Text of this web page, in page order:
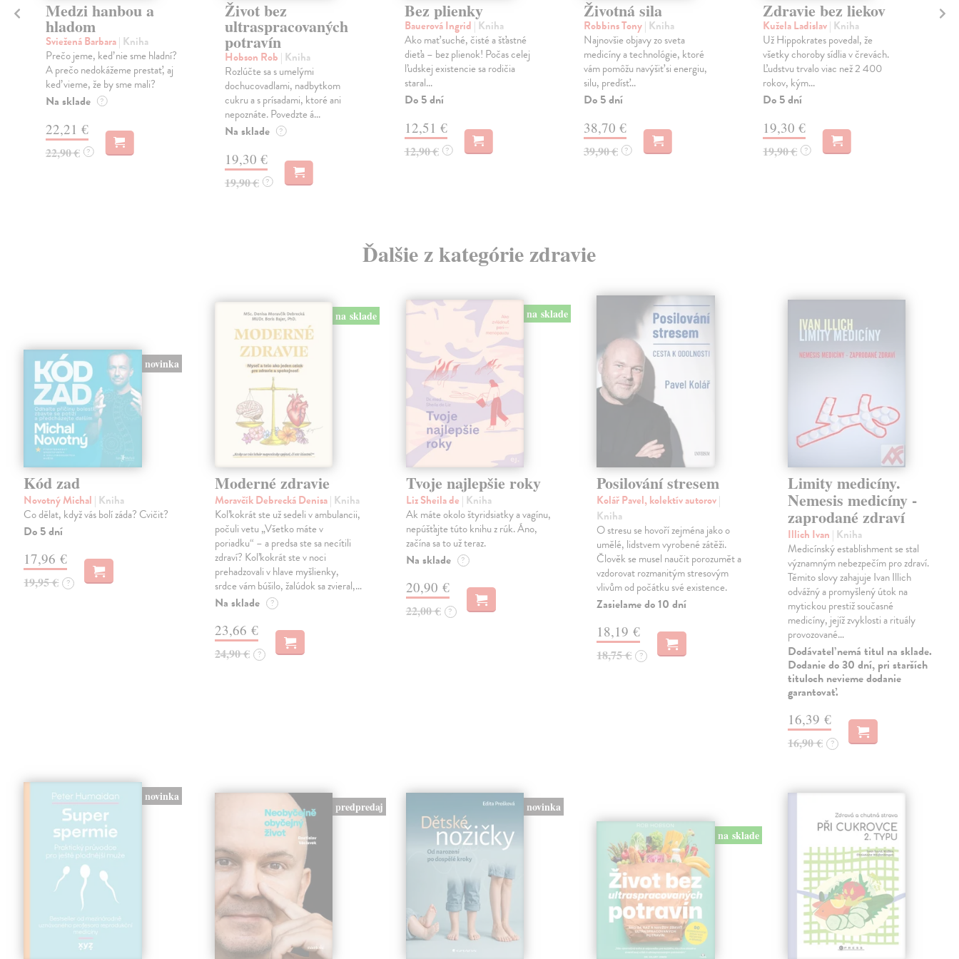
Medzi hanbou a
hladom
Sviežená Barbara| Kniha
Prečo jeme, keď nie sme hladní?
A prečo nedokážeme prestať, aj
keď vieme, že by sme mali?
Na sklade ?
22,21 €
22,90 € ?
Život bez
ultraspracovaných
potravín
Hobson Rob | Kniha
Rozlúčte sa s umelými
dochucovadlami, nadbytkom
cukru a s prísadami, ktoré ani
nepoznáte. Povedzte á...
Na sklade ?
19,30 €
19,90 € ?
Bez plienky
Bauerová Ingrid | Kniha
Ako mať suché, čisté a šťastné
dieťa – bez plienok! Počas celej
ľudskej existencie sa rodičia
staral...
Do 5 dní
12,51 €
12,90 € ?
Životná sila
Robbins Tony| Kniha
Najnovšie objavy zo sveta
medicíny a technológie, ktoré
vám pomôžu navýšiť si energiu,
silu, predísť...
Do 5 dní
38,70 €
39,90 € ?
Zdravie bez liekov
Kužela Ladislav| Kniha
Už Hippokrates povedal, že
všetky choroby sídlia v črevách.
Ľudstvu trvalo viac než 2 400
rokov, kým...
Do 5 dní
19,30 €
19,90 € ?
Ďalšie z kategórie zdravie
novinka
Kód zad
Novotný Michal | Kniha
Co dělat, když vás bolí záda? Cvičit?
Do 5 dní
17,96 €
19,95 € ?
na sklade
Moderné zdravie
Moravčík Debrecká Denisa| Kniha
Koľkokrát ste už sedeli v ambulancii,
počuli vetu „Všetko máte v
poriadku“ – a predsa ste sa necítili
zdraví? Koľkokrát ste v noci
prehadzovali v hlave myšlienky,
srdce vám búšilo, žalúdok sa zvieral,…
Na sklade ?
23,66 €
24,90 € ?
na sklade
Tvoje najlepšie roky
Liz Sheila de | Kniha
Ak máte okolo štyridsiatky a vagínu,
nepúšťajte túto knihu z rúk. Áno,
začína sa to už teraz.
Na sklade ?
20,90 €
22,00 € ?
Posilování stresem
Kolář Pavel, kolektív autorov|
Kniha
O stresu se hovoří zejména jako o
umělé, lidstvem vyrobené zátěži.
Člověk se musel naučit porozumět a
vzdorovat rozmanitým stresovým
vlivům od počátku své existence.
Zasielame do 10 dní
18,19 €
18,75 € ?
Limity medicíny.
Nemesis medicíny -
zaprodané zdraví
Illich Ivan | Kniha
Medicínský establishment se stal
významným nebezpečím pro zdraví.
Těmito slovy zahajuje Ivan Illich
odvážný a promyšlený útok na
mytickou prestiž současné
medicíny, jejíž zvyklosti a rituály
provozované…
Dodávateľ nemá titul na sklade.
Dodanie do 30 dní, pri starších
tituloch nevieme dodanie
garantovať.
16,39 €
16,90 € ?
novinka
predpredaj
novinka
na sklade